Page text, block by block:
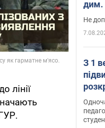
лінії
дим.
Не
З 1